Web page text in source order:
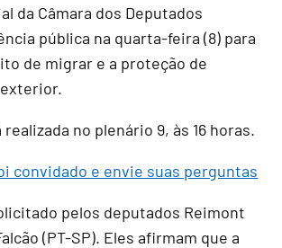
da Câmara dos Deputados
pública na quarta-feira (8) para
de migrar e a proteção de
no plenário 9, às 16 horas.
convidado e envie suas perguntas
pelos deputados Reimont
(PT-SP). Eles afirmam que a